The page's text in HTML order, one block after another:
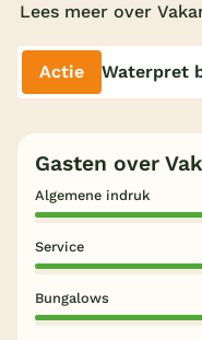
Lees meer over
Actie Waterpret
Gasten over
Algemene indruk
Service
Bungalows